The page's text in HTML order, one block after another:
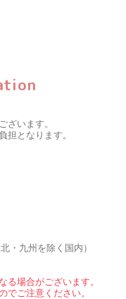
ざいます。
担となります。
・九州を除く国内）
場合がございます。
ご注意ください。